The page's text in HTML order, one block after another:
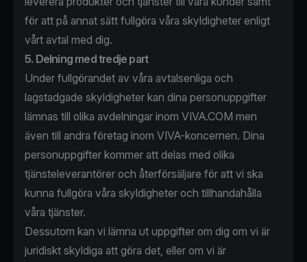
för att på annat sätt fullgöra våra skyldigheter enligt
vårt avtal med dig.
5. Delning med tredje part
Under fullgörandet av våra avtalsenliga och
lagstadgade skyldigheter kan dina personuppgifter
lämnas till olika avdelningar inom VIVA.COM men
även till andra företag inom VIVA-koncernen. Dina
personuppgifter kommer att delas med olika
tjänsteleverantörer och återförsäljare för att vi ska
kunna fullgöra våra skyldigheter och tillhandahålla
våra tjänster.
Dessutom kan vi lämna ut uppgifter om dig om vi är
juridiskt skyldiga att göra det, eller om vi är